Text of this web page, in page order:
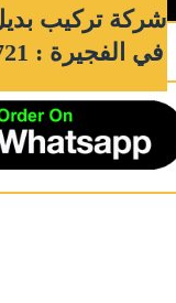
شركة تركيب
في الفجيرة : 0542740721